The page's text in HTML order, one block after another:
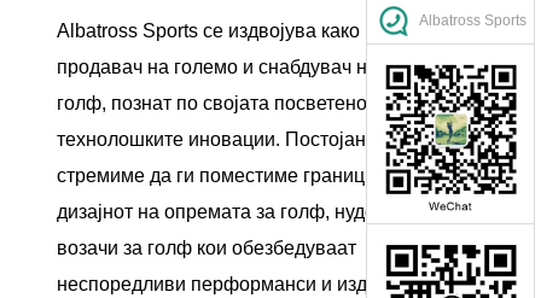
Albatross Sports се издвојува како водечки
продавач на големо и снабдувач на возачи за
голф, познат по својата посветеност на
технолошките иновации. Постојано се
стремиме да ги поместиме границите на
дизајнот на опремата за голф, нудејќи врвни
возачи за голф кои обезбедуваат
неспоредливи перформанси и издржливост.
Albatross Sports